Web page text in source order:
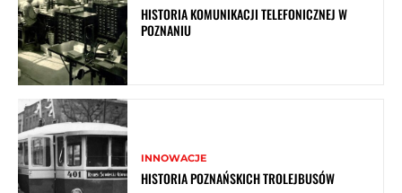
HISTORIA KOMUNIKACJI TELEFONICZNEJ W
POZNANIU
INNOWACJE
HISTORIA POZNAŃSKICH TROLEJBUSÓW